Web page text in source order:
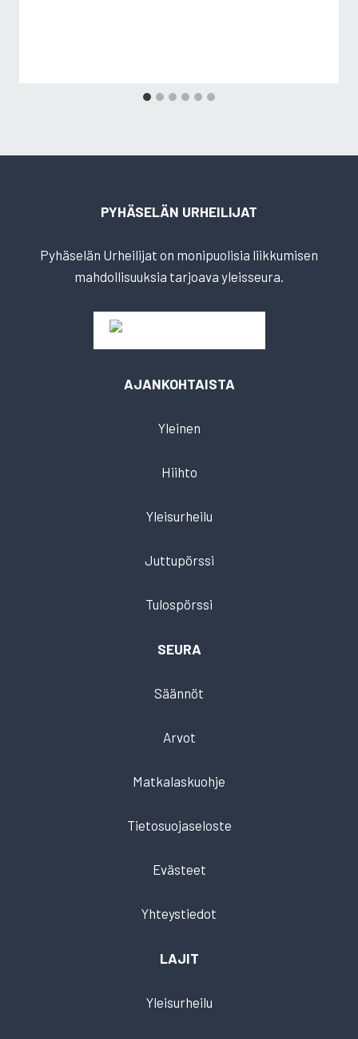
PYHÄSELÄN URHEILIJAT
Pyhäselän Urheilijat on monipuolisia liikkumisen
mahdollisuuksia tarjoava yleisseura.
AJANKOHTAISTA
Yleinen
Hiihto
Yleisurheilu
Juttupörssi
Tulospörssi
SEURA
Säännöt
Arvot
Matkalaskuohje
Tietosuojaseloste
Evästeet
Yhteystiedot
LAJIT
Yleisurheilu